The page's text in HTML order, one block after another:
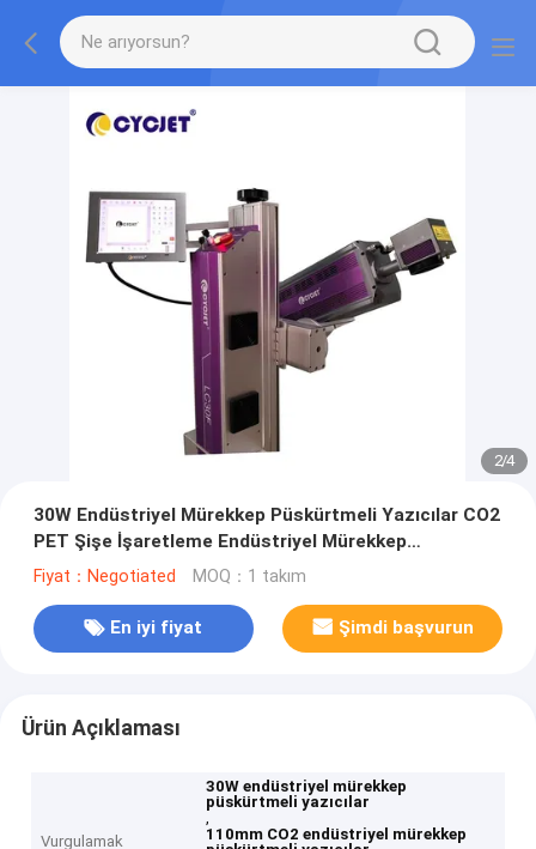
2/4
30W Endüstriyel Mürekkep Püskürtmeli Yazıcılar CO2
PET Şişe İşaretleme Endüstriyel Mürekkep
Püskürtmeli Kodlayıcı
Fiyat：Negotiated MOQ：1 takım
En iyi fiyat Şimdi başvurun
Ürün Açıklaması
Vurgulamak
30W endüstriyel mürekkep
püskürtmeli yazıcılar
,
110mm CO2 endüstriyel mürekkep